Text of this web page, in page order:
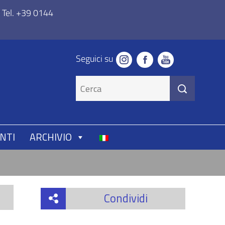
Tel. +39 0144
Seguici su
ARCHIVIO
Condividi